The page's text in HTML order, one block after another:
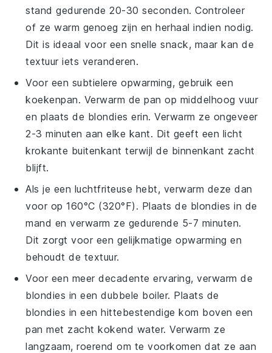
stand gedurende 20-30 seconden. Controleer
of ze warm genoeg zijn en herhaal indien nodig.
Dit is ideaal voor een snelle snack, maar kan de
textuur iets veranderen.
Voor een subtielere opwarming, gebruik een
koekenpan. Verwarm de pan op middelhoog vuur
en plaats de blondies erin. Verwarm ze ongeveer
2-3 minuten aan elke kant. Dit geeft een licht
krokante buitenkant terwijl de binnenkant zacht
blijft.
Als je een luchtfriteuse hebt, verwarm deze dan
voor op 160°C (320°F). Plaats de blondies in de
mand en verwarm ze gedurende 5-7 minuten.
Dit zorgt voor een gelijkmatige opwarming en
behoudt de textuur.
Voor een meer decadente ervaring, verwarm de
blondies in een dubbele boiler. Plaats de
blondies in een hittebestendige kom boven een
pan met zacht kokend water. Verwarm ze
langzaam, roerend om te voorkomen dat ze aan